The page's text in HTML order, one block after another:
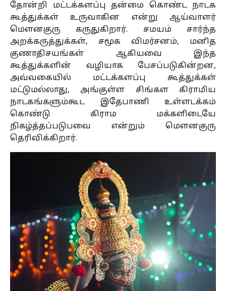
தோன்றி மட்டக்களப்பு தன்மை கொண்ட நாடக
கூத்துக்கள் உருவாகின என்று ஆய்வாளர்
மௌனகுரு கருதுகிறார். சமயம் சார்ந்த
அறக்கருத்துக்கள், சமூக விமர்சனம், மனித
குணாதிசயங்கள் ஆகியவை இந்த
கூத்துக்களின் வழியாக பேசப்படுகின்றன,
அவ்வகையில் மட்டக்களப்பு கூத்துக்கள்
மட்டுமல்லாது, அங்குள்ள சிங்கள கிராமிய
நாடகங்களும்கூட இதேபாணி உள்ளடக்கம்
கொண்டு கிராம மக்களிடையே
நிகழ்த்தப்படுபவை என்றும் மௌனகுரு
தெரிவிக்கிறார்.